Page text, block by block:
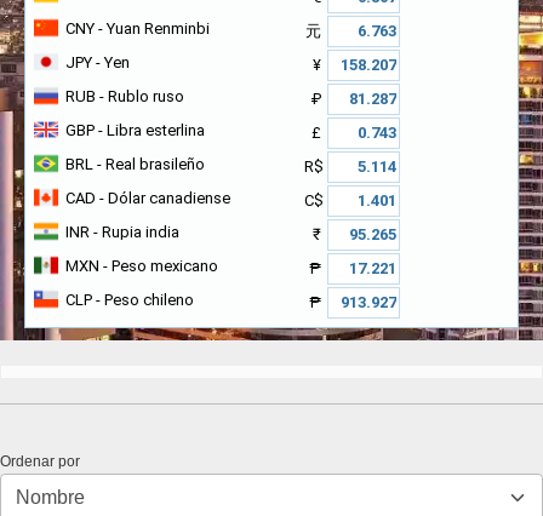
CNY - Yuan Renminbi
元
JPY - Yen
¥
RUB - Rublo ruso
₽
GBP - Libra esterlina
£
BRL - Real brasileño
R$
CAD - Dólar canadiense
C$
INR - Rupia india
₹
MXN - Peso mexicano
₱
CLP - Peso chileno ₱
Ordenar por